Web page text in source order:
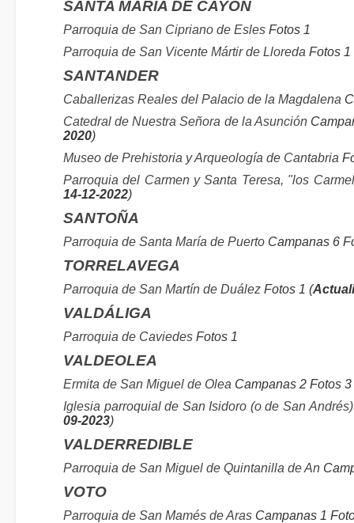
SANTA MARIA DE CAYÓN
Parroquia de San Cipriano de Esles Fotos 1
Parroquia de San Vicente Mártir de Lloreda Fotos 1
SANTANDER
Caballerizas Reales del Palacio de la Magdalena
Catedral de Nuestra Señora de la Asunción
2020)
Museo de Prehistoria y Arqueología de Cantabria
Parroquia del Carmen y Santa Teresa, "los
14-12-2022)
SANTOÑA
Parroquia de Santa María de Puerto Campanas 6
TORRELAVEGA
Parroquia de San Martín de Duález Fotos 1 (
VALDÁLIGA
Parroquia de Caviedes Fotos 1
VALDEOLEA
Ermita de San Miguel de Olea Campanas 2 Fotos 3
Iglesia parroquial de San Isidoro (o de San
09-2023)
VALDERREDIBLE
Parroquia de San Miguel de Quintanilla de An
VOTO
Parroquia de San Mamés de Aras Campanas 1